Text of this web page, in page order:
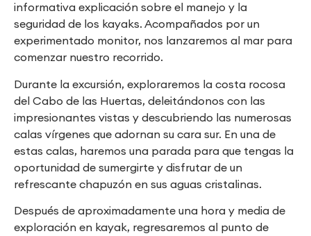
informativa explicación sobre el manejo y la
seguridad de los kayaks. Acompañados por un
experimentado monitor, nos lanzaremos al mar para
comenzar nuestro recorrido.
Durante la excursión, exploraremos la costa rocosa
del Cabo de las Huertas, deleitándonos con las
impresionantes vistas y descubriendo las numerosas
calas vírgenes que adornan su cara sur. En una de
estas calas, haremos una parada para que tengas la
oportunidad de sumergirte y disfrutar de un
refrescante chapuzón en sus aguas cristalinas.
Después de aproximadamente una hora y media de
exploración en kayak, regresaremos al punto de